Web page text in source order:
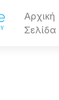
Αρχική
Σελίδα